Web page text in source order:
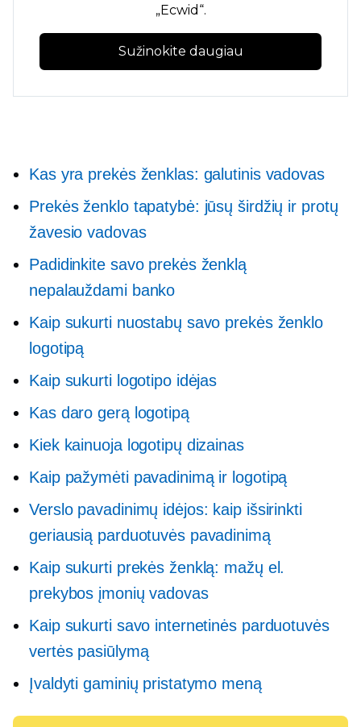
„Ecwid“.
Sužinokite daugiau
Kas yra prekės ženklas: galutinis vadovas
Prekės ženklo tapatybė: jūsų širdžių ir protų
žavesio vadovas
Padidinkite savo prekės ženklą
nepalauždami banko
Kaip sukurti nuostabų savo prekės ženklo
logotipą
Kaip sukurti logotipo idėjas
Kas daro gerą logotipą
Kiek kainuoja logotipų dizainas
Kaip pažymėti pavadinimą ir logotipą
Verslo pavadinimų idėjos: kaip išsirinkti
geriausią parduotuvės pavadinimą
Kaip sukurti prekės ženklą: mažų el.
prekybos įmonių vadovas
Kaip sukurti savo internetinės parduotuvės
vertės pasiūlymą
Įvaldyti gaminių pristatymo meną